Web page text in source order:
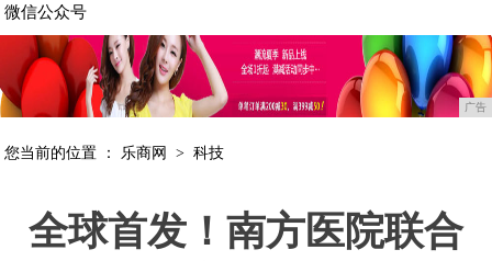
微信公众号
广告
您当前的位置 ： 乐商网 >科技
全球首发！南方医院联合